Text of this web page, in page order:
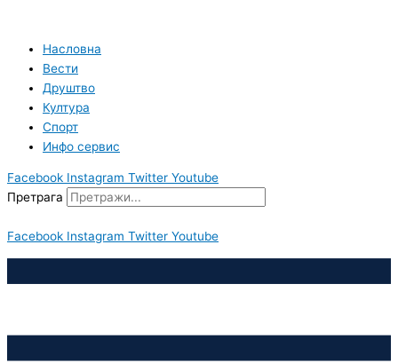
садржајНасловна
Вести
Друштво
Култура
Спорт
Инфо сервис
Facebook Instagram Twitter Youtube
Претрага
Facebook Instagram Twitter Youtube